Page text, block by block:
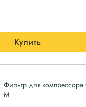
Купить
Фильтр для компрессора
M